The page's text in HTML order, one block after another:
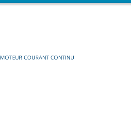
MOTEUR COURANT CONTINU